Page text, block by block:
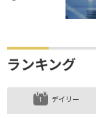
ランキング
デイリー